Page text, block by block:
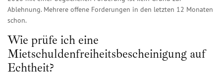
Ablehnung. Mehrere offene Forderungen in den letzten 12 Monaten
schon.
Wie prüfe ich eine
Mietschuldenfreiheitsbescheinigung auf
Echtheit?